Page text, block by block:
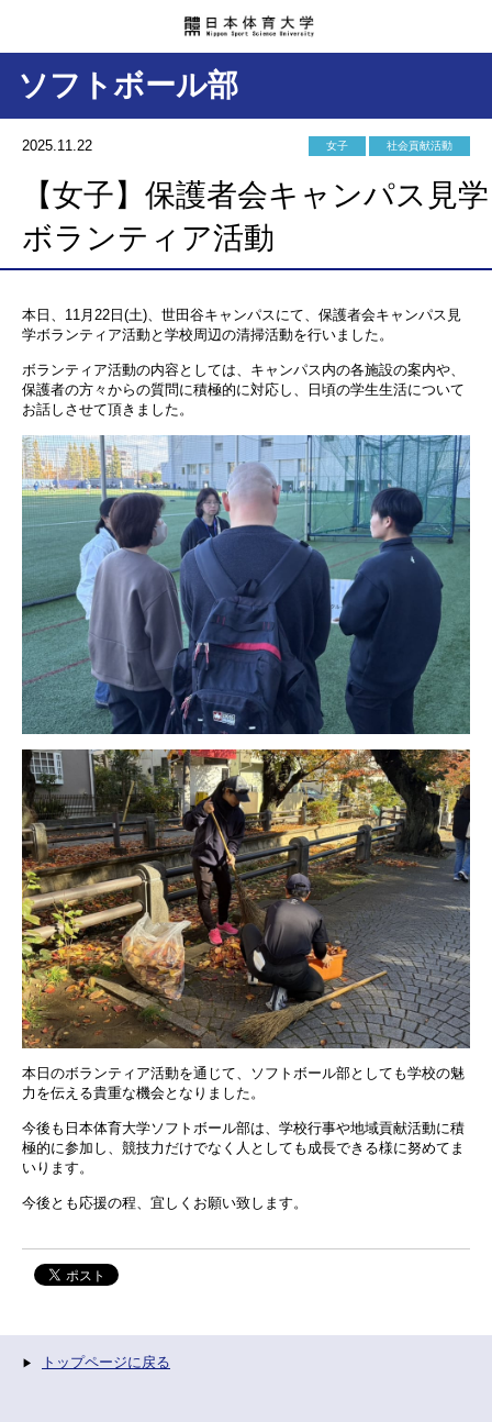
ソフトボール部
2025.11.22 女子 社会貢献活動
【女子】保護者会キャンパス見学
ボランティア活動
本日、11月22日(土)、世田谷キャンパスにて、保護者会キャンパス見
学ボランティア活動と学校周辺の清掃活動を行いました。
ボランティア活動の内容としては、キャンパス内の各施設の案内や、
保護者の方々からの質問に積極的に対応し、日頃の学生生活について
お話しさせて頂きました。
本日のボランティア活動を通じて、ソフトボール部としても学校の魅
力を伝える貴重な機会となりました。
今後も日本体育大学ソフトボール部は、学校行事や地域貢献活動に積
極的に参加し、競技力だけでなく人としても成長できる様に努めてま
いります。
今後とも応援の程、宜しくお願い致します。
トップページに戻る